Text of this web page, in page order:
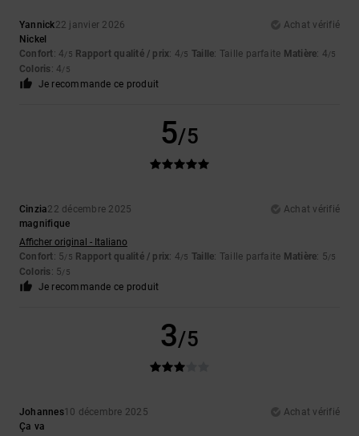
Yannick22 janvier 2026
Achat vérifié
Nickel
Confort: 4/5 Rapport qualité / prix: 4/5 Taille: Taille parfaite Matière: 4/5
Coloris: 4/5
Je recommande ce produit
5/5
Cinzia22 décembre 2025
Achat vérifié
magnifique
Afficher original - Italiano
Confort: 5/5 Rapport qualité / prix: 4/5 Taille: Taille parfaite Matière: 5/5
Coloris: 5/5
Je recommande ce produit
3/5
Johannes10 décembre 2025
Achat vérifié
Ça va